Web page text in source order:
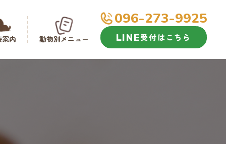
内 動物別メニュー
096-273-9925
受付はこちら